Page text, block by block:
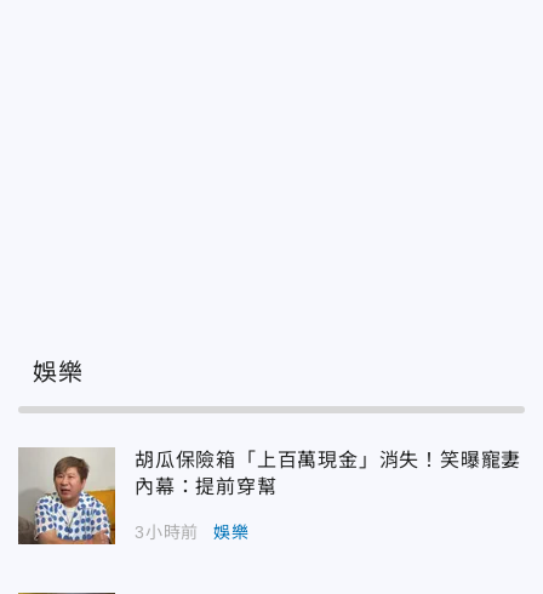
娛樂
胡瓜保險箱「上百萬現金」消失！笑曝寵妻
內幕：提前穿幫
3小時前 娛樂